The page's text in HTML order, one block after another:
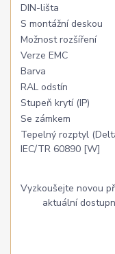
DIN-lišta
S montážní deskou
Možnost rozšíření
Verze EMC
Barva
RAL odstín
Stupeň krytí (IP)
Se zámkem
Tepelný rozptyl
IEC/TR 60890 [W]
Vyzkoušejte novou
aktuální